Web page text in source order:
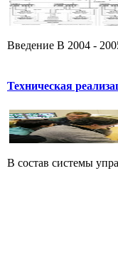
Введение В 2004 -
Техническая
В состав системы